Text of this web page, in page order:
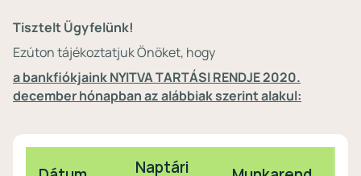
Tisztelt Ügyfelünk!
Ezúton tájékoztatjuk Önöket, hogy
a bankfiókjaink NYITVA TARTÁSI RENDJE 2020.
december hónapban az alábbiak szerint alakul:
Naptári